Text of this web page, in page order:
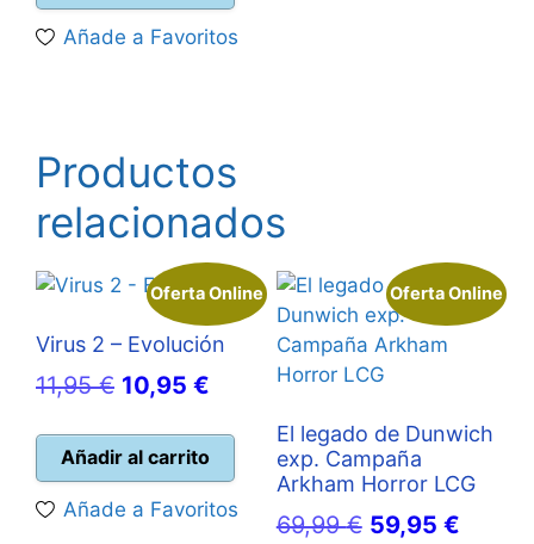
era:
22,95 €.
es:
19,95 €.
Añade a Favoritos
Productos
relacionados
Oferta Online
Virus 2 – Evolución
11,95€ El
original
era:
11,95 €.
10,95 €
precio
actual
es:
10,95 €.
Añadir al carrito
Añade a Favoritos
Oferta Online
El legado de Dunwich
exp. Campaña
Arkham Horror LCG
69,99€ El
59,95 €El